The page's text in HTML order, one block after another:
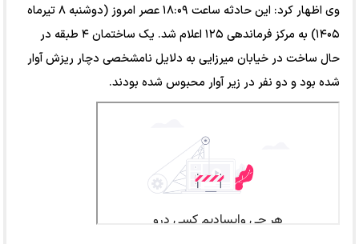
وی اظهار کرد: این حادثه ساعت ۱۸:۰۹ عصر امروز (دوشنبه ۸ تیرماه
۱۴۰۵) به مرکز فرماندهی ۱۲۵ اعلام شد. یک ساختمان ۴ طبقه در
حال ساخت در خیابان میرزایی به دلایل نامشخصی دچار ریزش آوار
شده بود و دو نفر در زیر آوار محبوس شده بودند.